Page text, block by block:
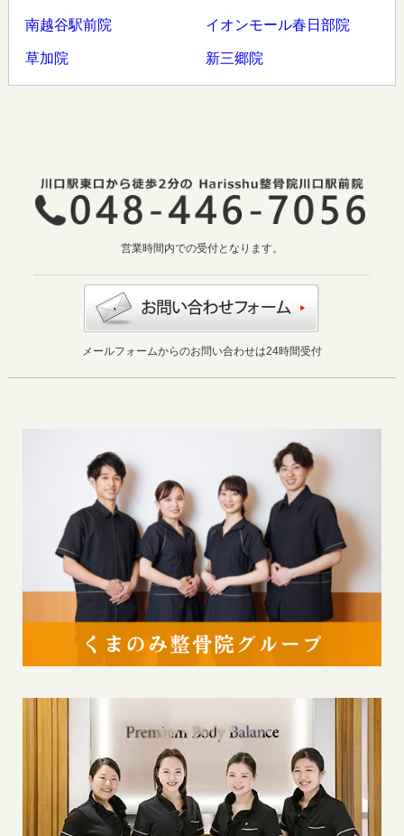
南越谷駅前院 イオンモール春日部院
草加院 新三郷院
営業時間内での受付となります。
メールフォームからのお問い合わせは24時間受付